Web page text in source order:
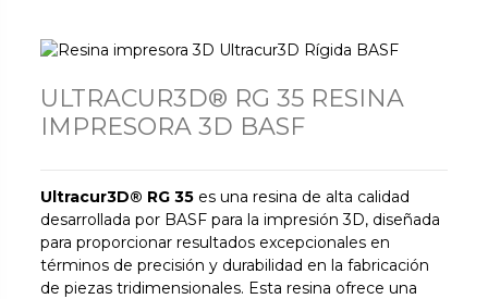
ULTRACUR3D® RG 35 RESINA
IMPRESORA 3D BASF
Ultracur3D® RG 35 es una resina de alta calidad
desarrollada por BASF para la impresión 3D, diseñada
para proporcionar resultados excepcionales en
términos de precisión y durabilidad en la fabricación
de piezas tridimensionales. Esta resina ofrece una